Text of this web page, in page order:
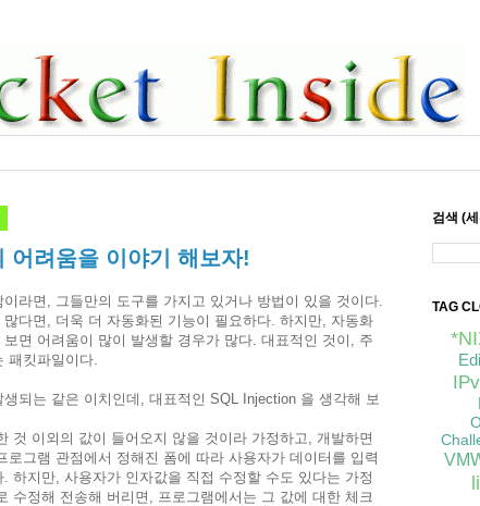
어려움을 이야기 해보자!
라면, 그들만의 도구를 가지고 있거나 방법이 있을 것이다.
다면, 더욱 더 자동화된 기능이 필요하다. 하지만, 자동화
면 어려움이 많이 발생할 경우가 많다. 대표적인 것이, 주
패킷파일이다.
되는 같은 이치인데, 대표적인 SQL Injection 을 생각해 보
것 이외의 값이 들어오지 않을 것이라 가정하고, 개발하면
로그램 관점에서 정해진 폼에 따라 사용자가 데이터를 입력
하지만, 사용자가 인자값을 직접 수정할 수도 있다는 가정
수정해 전송해 버리면, 프로그램에서는 그 값에 대한 체크
검색 (
TAG